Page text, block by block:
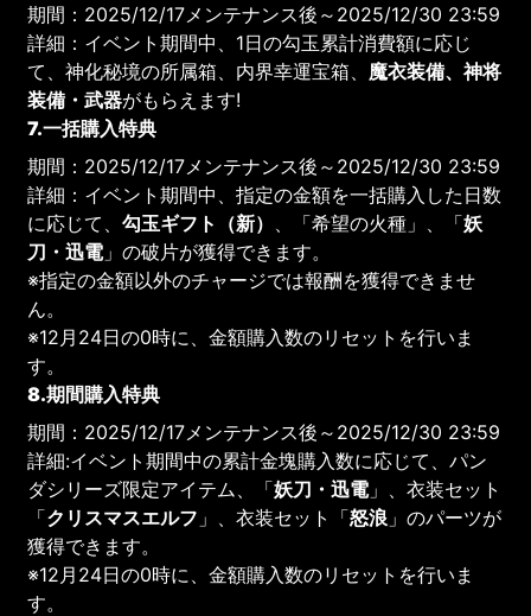
期間：2025/12/17メンテナンス後～2025/12/30 23:59
詳細：イベント期間中、1日の勾玉累計消費額に応じ
て、神化秘境の所属箱、内界幸運宝箱、 魔衣装備、神将
装備・武器がもらえます!
7.一括購入特典
期間：2025/12/17メンテナンス後～2025/12/30 23:59
詳細：イベント期間中、指定の金額を一括購入した日数
に応じて、勾玉ギフト（新） 、「希望の火種」、「妖
刀・迅電」の破片が獲得できます。
※指定の金額以外のチャージでは報酬を獲得できませ
ん。
※12月24日の0時に、金額購入数のリセットを行いま
す。
8.期間購入特典
期間：2025/12/17メンテナンス後～2025/12/30 23:59
詳細:イベント期間中の累計金塊購入数に応じて、パン
ダシリーズ限定アイテム、「妖刀・迅電」、衣装セット
「クリスマスエルフ 」、衣装セット「怒浪 」のパーツが
獲得できます。
※12月24日の0時に、金額購入数のリセットを行いま
す。